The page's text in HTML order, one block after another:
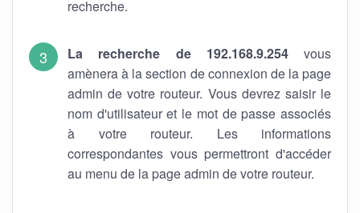
recherche.
La recherche de 192.168.9.254vous
amènera à la section de connexion de la page
admin de votre routeur. Vous devrez saisir le
nom d'utilisateur et le mot de passe associés
à votre routeur. Les informations
correspondantes vous permettront d'accéder
au menu de la page admin de votre routeur.